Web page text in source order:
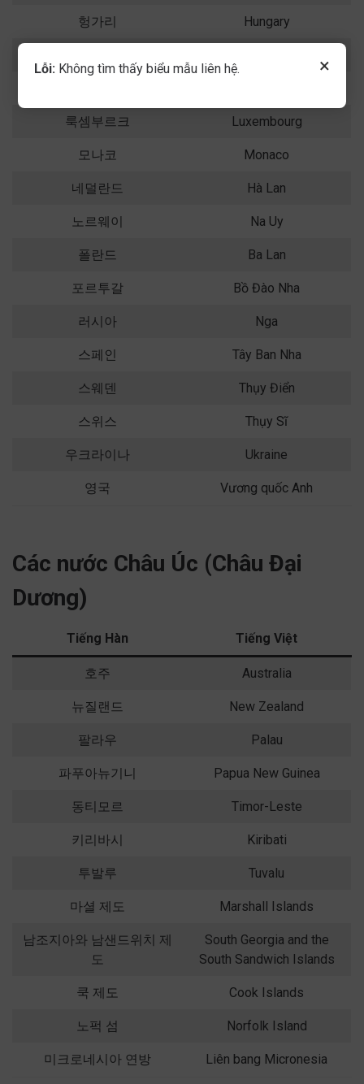
헝가리 Hungary
룩셈부르크 Luxembourg
모나코 Monaco
네덜란드 Hà Lan
노르웨이 Na Uy
폴란드 Ba Lan
포르투갈 Bồ Đào Nha
러시아 Nga
스페인 Tây Ban Nha
스웨덴 Thụy Điển
스위스 Thụy Sĩ
우크라이나 Ukraine
영국 Vương quốc Anh
Các nước Châu Úc (Châu Đại
Dương)
Tiếng Hàn Tiếng Việt
호주 Australia
뉴질랜드 New Zealand
팔라우 Palau
파푸아뉴기니 Papua New Guinea
동티모르 Timor-Leste
키리바시 Kiribati
투발루 Tuvalu
마셜 제도 Marshall Islands
남조지아와 남샌드위치 제
도
South Georgia and the
South Sandwich Islands
쿡 제도 Cook Islands
노퍽 섬 Norfolk Island
미크로네시아 연방 Liên bang Micronesia
×
Lỗi: Không tìm thấy biểu mẫu liên hệ.